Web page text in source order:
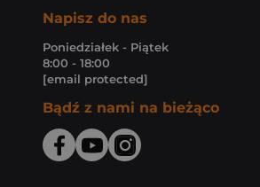
Napisz do nas
Poniedziałek - Piątek
8:00 - 18:00
[email protected]
Bądź z nami na bieżąco